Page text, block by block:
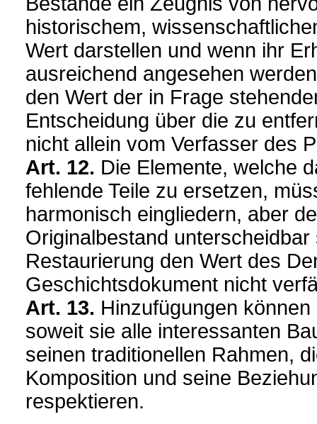
historischem,
Wert darstellen und wenn ihr
ausreichend angesehen
den Wert der in Frage
Entscheidung über die zu
nicht allein vom Verfasser des
Art. 12. Die Elemente, welche
fehlende Teile zu ersetzen,
harmonisch eingliedern, aber
Originalbestand unterscheidbar
Restaurierung den Wert des
Geschichtsdokument nicht
Art. 13. Hinzufügungen
soweit sie alle interessanten
seinen traditionellen Rahmen,
Komposition und seine
respektieren.